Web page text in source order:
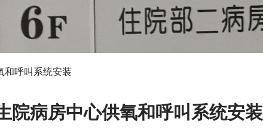
和呼叫系统安装
院病房中心供氧和呼叫系统安装